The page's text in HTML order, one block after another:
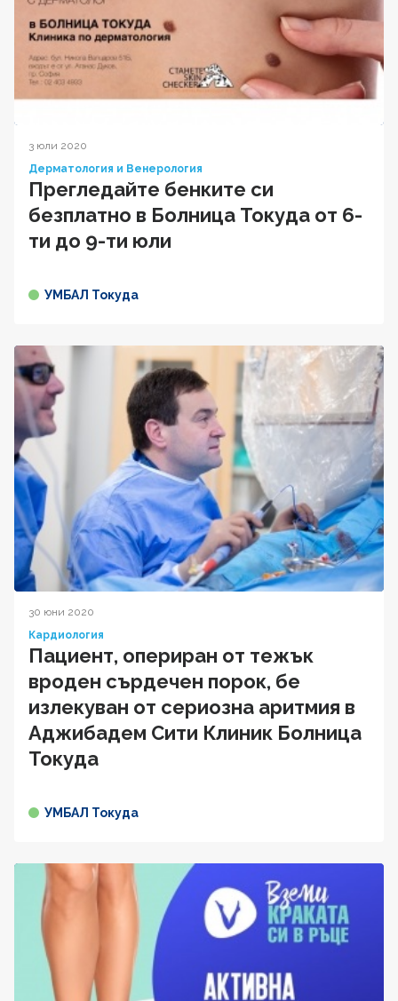
3 юли 2020
Дерматология и Венерология
Прегледайте бенките си
безплатно в Болница Токуда от 6-
ти до 9-ти юли
УМБАЛ Токуда
30 юни 2020
Кардиология
Пациент, опериран от тежък
вроден сърдечен порок, бе
излекуван от сериозна аритмия в
Аджибадем Сити Клиник Болница
Токуда
УМБАЛ Токуда